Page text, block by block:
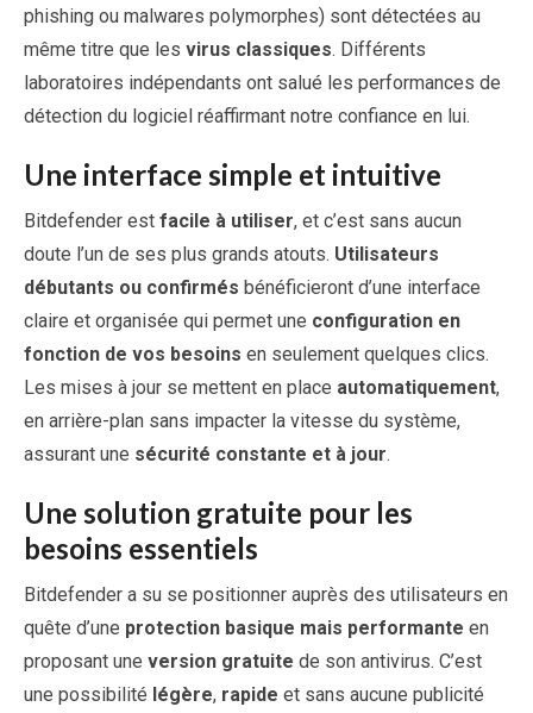
phishing ou malwares polymorphes) sont détectées au
même titre que les virus classiques. Différents
laboratoires indépendants ont salué les performances de
détection du logiciel réaffirmant notre confiance en lui.
Une interface simple et intuitive
Bitdefender est facile à utiliser, et c’est sans aucun
doute l’un de ses plus grands atouts. Utilisateurs
débutants ou confirmés bénéficieront d’une interface
claire et organisée qui permet une configuration en
fonction de vos besoins en seulement quelques clics.
Les mises à jour se mettent en place automatiquement,
en arrière-plan sans impacter la vitesse du système,
assurant une sécurité constante et à jour.
Une solution gratuite pour les
besoins essentiels
Bitdefender a su se positionner auprès des utilisateurs en
quête d’une protection basique mais performante en
proposant une version gratuite de son antivirus. C’est
une possibilité légère, rapide et sans aucune publicité